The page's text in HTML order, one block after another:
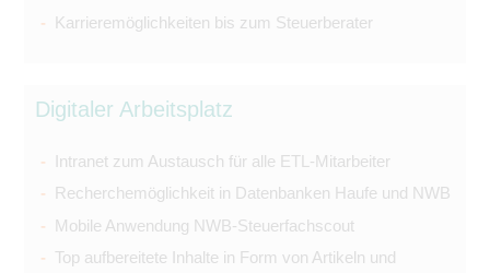
Karrieremöglichkeiten bis zum Steuerberater
Digitaler Arbeitsplatz
Intranet zum Austausch für alle ETL-Mitarbeiter
Recherchemöglichkeit in Datenbanken Haufe und NWB
Mobile Anwendung NWB-Steuerfachscout
Top aufbereitete Inhalte in Form von Artikeln und